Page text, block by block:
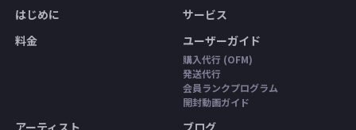
はじめに
サービス
料金
ユーザーガイド
購入代行 (OFM)
発送代行
会員ランクプログラム
開封動画ガイド
アーティスト ブログ